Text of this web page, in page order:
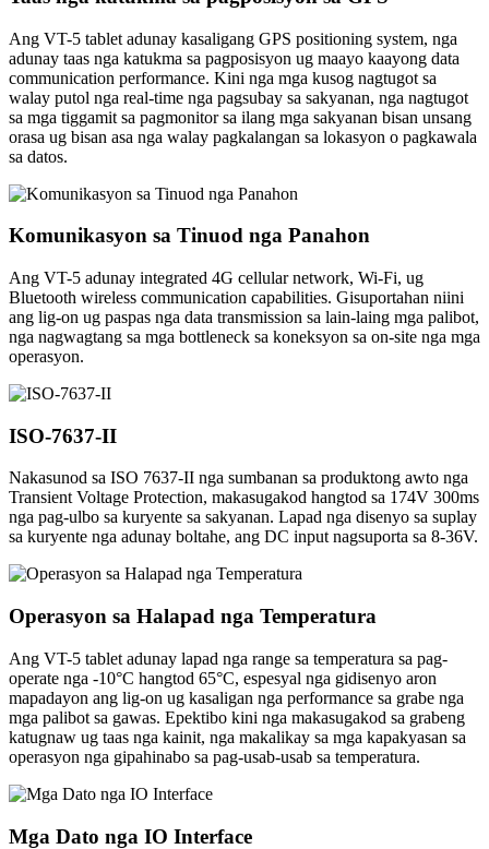
Ang VT-5 tablet adunay kasaligang GPS positioning system, nga
adunay taas nga katukma sa pagposisyon ug maayo kaayong data
communication performance. Kini nga mga kusog nagtugot sa
walay putol nga real-time nga pagsubay sa sakyanan, nga nagtugot
sa mga tiggamit sa pagmonitor sa ilang mga sakyanan bisan unsang
orasa ug bisan asa nga walay pagkalangan sa lokasyon o pagkawala
sa datos.
Komunikasyon sa Tinuod nga Panahon
Ang VT-5 adunay integrated 4G cellular network, Wi-Fi, ug
Bluetooth wireless communication capabilities. Gisuportahan niini
ang lig-on ug paspas nga data transmission sa lain-laing mga palibot,
nga nagwagtang sa mga bottleneck sa koneksyon sa on-site nga mga
operasyon.
ISO-7637-II
Nakasunod sa ISO 7637-II nga sumbanan sa produktong awto nga
Transient Voltage Protection, makasugakod hangtod sa 174V 300ms
nga pag-ulbo sa kuryente sa sakyanan. Lapad nga disenyo sa suplay
sa kuryente nga adunay boltahe, ang DC input nagsuporta sa 8-36V.
Operasyon sa Halapad nga Temperatura
Ang VT-5 tablet adunay lapad nga range sa temperatura sa pag-
operate nga -10°C hangtod 65°C, espesyal nga gidisenyo aron
mapadayon ang lig-on ug kasaligan nga performance sa grabe nga
mga palibot sa gawas. Epektibo kini nga makasugakod sa grabeng
katugnaw ug taas nga kainit, nga makalikay sa mga kapakyasan sa
operasyon nga gipahinabo sa pag-usab-usab sa temperatura.
Mga Dato nga IO Interface